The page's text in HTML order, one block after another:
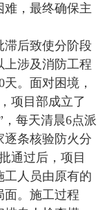
难，最终确保主
后致使分阶段
上涉及消防工程
。面对困境，
项目部成立了
每天清晨6点派
逐条核验防火分
通过后，项目
工人员由原有的
面。施工过程